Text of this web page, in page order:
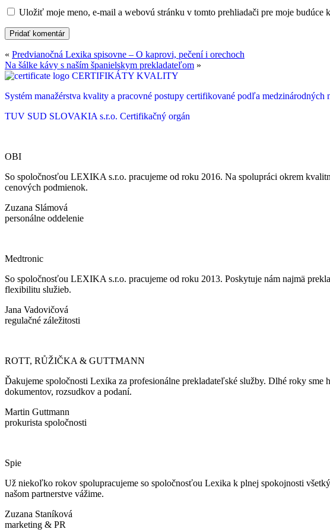
Uložiť moje meno, e-mail a webovú stránku v tomto prehliadači pre moje budúce
« Predvianočná Lexika spisovne – O kaprovi, pečení i orechoch
Na šálke kávy s naším španielskym prekladateľom »
CERTIFIKÁTY KVALITY
Systém manažérstva kvality a pracovné postupy certifikované podľa medzinárodných
TUV SUD SLOVAKIA s.r.o. Certifikačný orgán
OBI
So spoločnosťou LEXIKA s.r.o. pracujeme od roku 2016. Na spolupráci okrem
cenových podmienok.
Zuzana Slámová
personálne oddelenie
Medtronic
So spoločnosťou LEXIKA s.r.o. pracujeme od roku 2013. Poskytuje nám najmä
flexibilitu služieb.
Jana Vadovičová
regulačné záležitosti
ROTT, RŮŽIČKA & GUTTMANN
Ďakujeme spoločnosti Lexika za profesionálne prekladateľské služby. Dlhé roky
dokumentov, rozsudkov a podaní.
Martin Guttmann
prokurista spoločnosti
Spie
Už niekoľko rokov spolupracujeme so spoločnosťou Lexika k plnej spokojnosti
našom partnerstve vážime.
Zuzana Staníková
marketing & PR